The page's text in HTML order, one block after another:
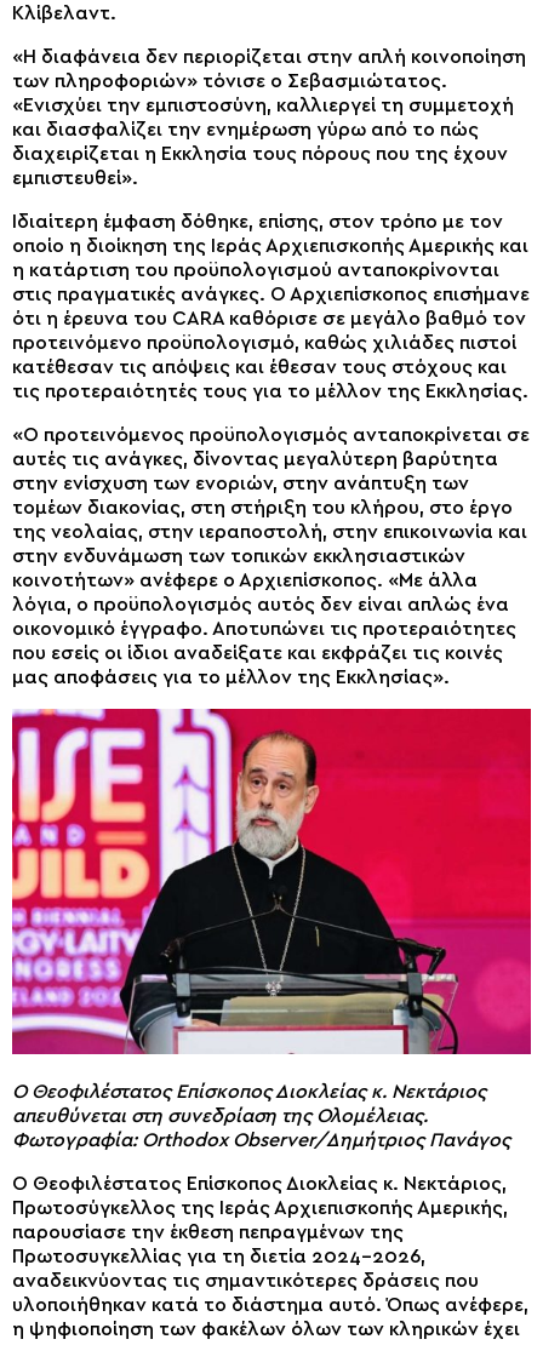
Κλίβελαντ.
«Η διαφάνεια δεν περιορίζεται στην απλή κοινοποίηση
των πληροφοριών» τόνισε ο Σεβασμιώτατος.
«Ενισχύει την εμπιστοσύνη, καλλιεργεί τη συμμετοχή
και διασφαλίζει την ενημέρωση γύρω από το πώς
διαχειρίζεται η Εκκλησία τους πόρους που της έχουν
εμπιστευθεί».
Ιδιαίτερη έμφαση δόθηκε, επίσης, στον τρόπο με τον
οποίο η διοίκηση της Ιεράς Αρχιεπισκοπής Αμερικής και
η κατάρτιση του προϋπολογισμού ανταποκρίνονται
στις πραγματικές ανάγκες. Ο Αρχιεπίσκοπος επισήμανε
ότι η έρευνα του CARA καθόρισε σε μεγάλο βαθμό τον
προτεινόμενο προϋπολογισμό, καθώς χιλιάδες πιστοί
κατέθεσαν τις απόψεις και έθεσαν τους στόχους και
τις προτεραιότητές τους για το μέλλον της Εκκλησίας.
«Ο προτεινόμενος προϋπολογισμός ανταποκρίνεται σε
αυτές τις ανάγκες, δίνοντας μεγαλύτερη βαρύτητα
στην ενίσχυση των ενοριών, στην ανάπτυξη των
τομέων διακονίας, στη στήριξη του κλήρου, στο έργο
της νεολαίας, στην ιεραποστολή, στην επικοινωνία και
στην ενδυνάμωση των τοπικών εκκλησιαστικών
κοινοτήτων» ανέφερε ο Αρχιεπίσκοπος. «Με άλλα
λόγια, ο προϋπολογισμός αυτός δεν είναι απλώς ένα
οικονομικό έγγραφο. Αποτυπώνει τις προτεραιότητες
που εσείς οι ίδιοι αναδείξατε και εκφράζει τις κοινές
μας αποφάσεις για το μέλλον της Εκκλησίας».
Ο Θεοφιλέστατος Επίσκοπος Διοκλείας κ. Νεκτάριος
απευθύνεται στη συνεδρίαση της Ολομέλειας.
Φωτογραφία: Orthodox Observer/Δημήτριος Πανάγος
Ο Θεοφιλέστατος Επίσκοπος Διοκλείας κ. Νεκτάριος,
Πρωτοσύγκελλος της Ιεράς Αρχιεπισκοπής Αμερικής,
παρουσίασε την έκθεση πεπραγμένων της
Πρωτοσυγκελλίας για τη διετία 2024-2026,
αναδεικνύοντας τις σημαντικότερες δράσεις που
υλοποιήθηκαν κατά το διάστημα αυτό. Όπως ανέφερε,
η ψηφιοποίηση των φακέλων όλων των κληρικών έχει